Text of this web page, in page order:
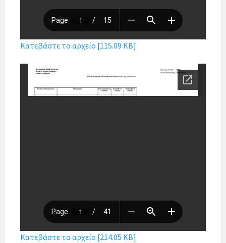
Κατεβάστε το αρχείο [115.09 KB]
Κατεβάστε το αρχείο [214.05 KB]